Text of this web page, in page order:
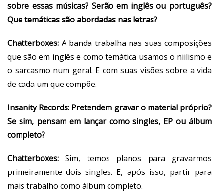
sobre essas músicas? Serão em inglês ou português?
Que temáticas são abordadas nas letras?
Chatterboxes: A banda trabalha nas suas composições
que são em inglês e como temática usamos o niilismo e
o sarcasmo num geral. E com suas visões sobre a vida
de cada um que compõe.
Insanity Records: Pretendem gravar o material próprio?
Se sim, pensam em lançar como singles, EP ou álbum
completo?
Chatterboxes: Sim, temos planos para gravarmos
primeiramente dois singles. E, após isso, partir para
mais trabalho como álbum completo.